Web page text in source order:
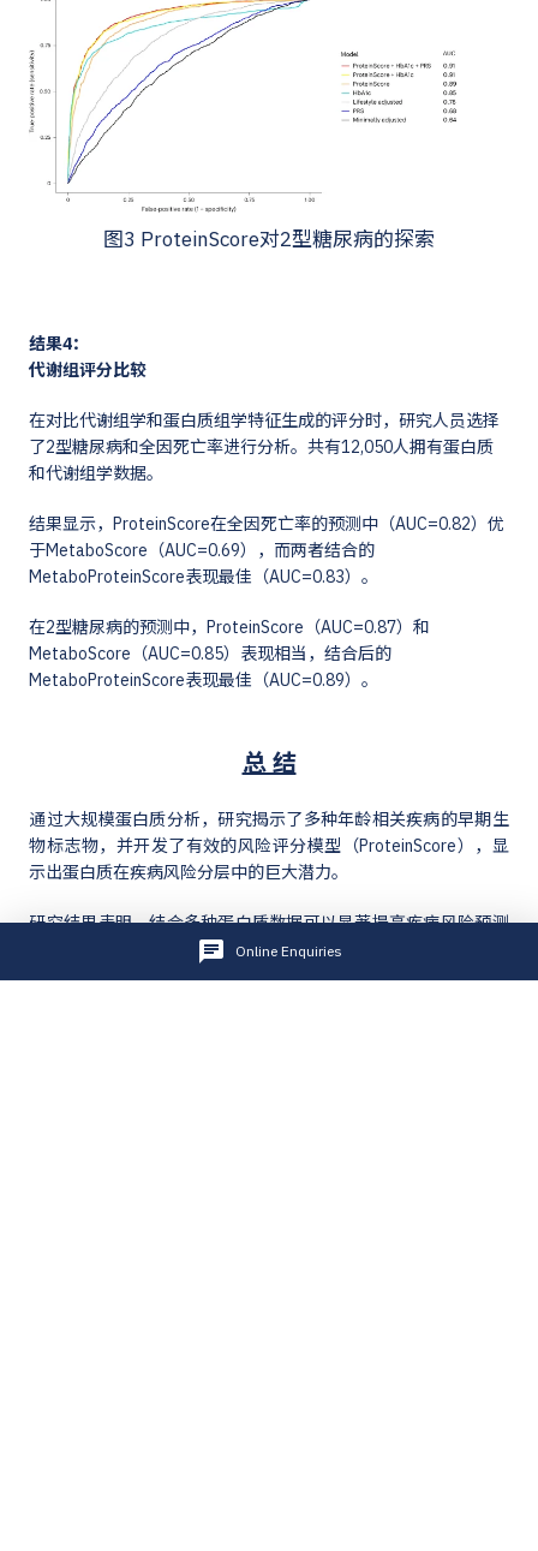
图3 ProteinScore对2型糖尿病的探索
结果4：
代谢组评分比较
在对比代谢组学和蛋白质组学特征生成的评分时，研究人员选择
了2型糖尿病和全因死亡率进行分析。共有12,050人拥有蛋白质
和代谢组学数据。
结果显示，ProteinScore在全因死亡率的预测中（AUC=0.82）优
于MetaboScore（AUC=0.69），而两者结合的
MetaboProteinScore表现最佳（AUC=0.83）。
在2型糖尿病的预测中，ProteinScore（AUC=0.87）和
MetaboScore（AUC=0.85）表现相当，结合后的
MetaboProteinScore表现最佳（AUC=0.89）。
总 结
通过大规模蛋白质分析，研究揭示了多种年龄相关疾病的早期生
物标志物，并开发了有效的风险评分模型（ProteinScore），显
示出蛋白质在疾病风险分层中的巨大潜力。
研究结果表明，结合多种蛋白质数据可以显著提高疾病风险预测
的精度，甚至在疾病正式诊断前十年就能提供有价值的风险评
估。
Online Enquiries